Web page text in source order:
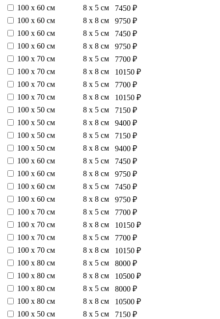
100 х 60 см
8 х 5 см
7450 ₽
100 х 60 см
8 х 8 см
9750 ₽
100 х 60 см
8 х 5 см
7450 ₽
100 х 60 см
8 х 8 см
9750 ₽
100 х 70 см
8 х 5 см
7700 ₽
100 х 70 см
8 х 8 см
10150 ₽
100 х 70 см
8 х 5 см
7700 ₽
100 х 70 см
8 х 8 см
10150 ₽
100 х 50 см
8 х 5 см
7150 ₽
100 х 50 см
8 х 8 см
9400 ₽
100 х 50 см
8 х 5 см
7150 ₽
100 х 50 см
8 х 8 см
9400 ₽
100 х 60 см
8 х 5 см
7450 ₽
100 х 60 см
8 х 8 см
9750 ₽
100 х 60 см
8 х 5 см
7450 ₽
100 х 60 см
8 х 8 см
9750 ₽
100 х 70 см
8 х 5 см
7700 ₽
100 х 70 см
8 х 8 см
10150 ₽
100 х 70 см
8 х 5 см
7700 ₽
100 х 70 см
8 х 8 см
10150 ₽
100 х 80 см
8 х 5 см
8000 ₽
100 х 80 см
8 х 8 см
10500 ₽
100 х 80 см
8 х 5 см
8000 ₽
100 х 80 см
8 х 8 см
10500 ₽
100 х 50 см
8 х 5 см
7150 ₽